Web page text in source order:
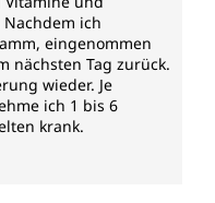
ich
eingenommen
nächsten Tag zurück.
wieder. Je
ich 1 bis 6
krank.